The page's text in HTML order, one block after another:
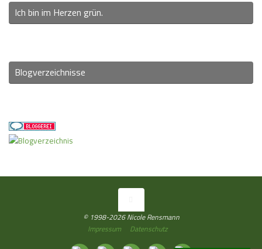
Ich bin im Herzen grün.
Blogverzeichnisse
© 1998-2026 Nicole Rensmann
Impressum
Datenschutz